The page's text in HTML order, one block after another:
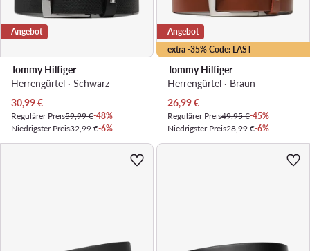
Angebot
Tommy Hilfiger
Herrengürtel · Schwarz
Aktueller Preis
30,99€
Regulärer Preis59,99 €-48%
Niedrigster Preis32,99 €-6%
extra -35% Code: LAST
Angebot
Tommy Hilfiger
Herrengürtel · Braun
Aktueller Preis
26,99€
Regulärer Preis49,95 €-45%
Niedrigster Preis28,99 €-6%